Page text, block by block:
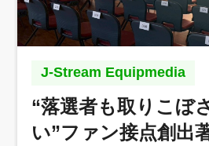
J-Stream Equipmedia
“落選者も取りこぼ
い”ファン接点創出